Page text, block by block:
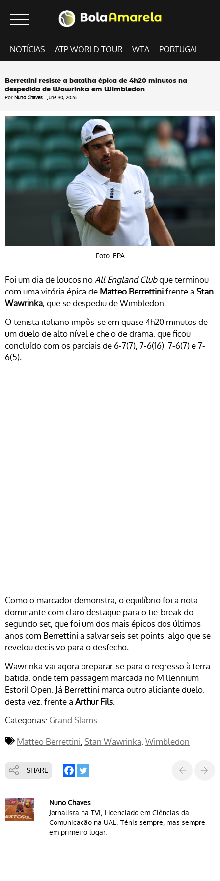
NOTÍCIAS ATP WORLD TOUR WTA PORTUGAL
Berrettini resiste a batalha épica de 4h20 minutos na
despedida de Wawrinka em Wimbledon
Por Nuno Chaves - June 30, 2026
Foto: EPA
Foi um dia de loucos noAll England Clubque terminou
com uma vitória épica de Matteo Berrettinifrente a Stan
Wawrinka, que se despediu de Wimbledon.
O tenista italiano impôs-se em quase 4h20 minutos de
um duelo de alto nível e cheio de drama, que ficou
concluído com os parciais de 6-7(7), 7-6(16), 7-6(7) e 7-
6(5).
Como o marcador demonstra, o equilíbrio foi a nota
dominante com claro destaque para o tie-break do
segundo set, que foi um dos mais épicos dos últimos
anos com Berrettini a salvar seis set points, algo que se
revelou decisivo para o desfecho.
Wawrinka vai agora preparar-se para o regresso à terra
batida, onde tem passagem marcada no Millennium
Estoril Open. Já Berrettini marca outro aliciante duelo,
desta vez, frente a Arthur Fils.
Categorias: Grand Slams
Matteo Berrettini Stan Wawrinka Wimbledon
SHARE
Nuno Chaves
Jornalista na TVI; Licenciado em Ciências da
Comunicação na UAL; Ténis sempre, mas sempre
em primeiro lugar.